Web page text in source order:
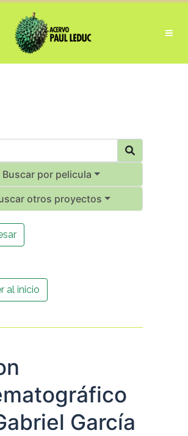
Buscar por pelicula
otros proyectos
al inicio
García